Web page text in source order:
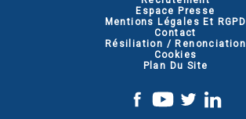
Espace Presse
Mentions Légales Et RGPD
Contact
Résiliation / Renonciation
Cookies
Plan Du Site